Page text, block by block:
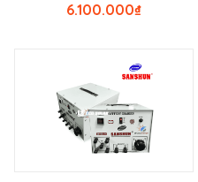
₫
6.100.000